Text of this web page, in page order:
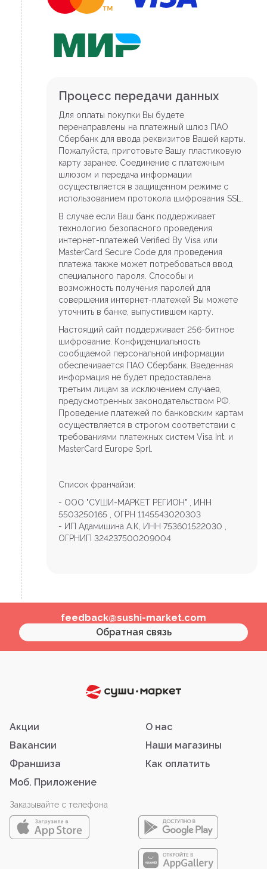
Процесс передачи данных
Для оплаты покупки Вы будете
перенаправлены на платежный шлюз ПАО
Сбербанк для ввода реквизитов Вашей карты.
Пожалуйста, приготовьте Вашу пластиковую
карту заранее. Соединение с платежным
шлюзом и передача информации
осуществляется в защищенном режиме с
использованием протокола шифрования SSL.
В случае если Ваш банк поддерживает
технологию безопасного проведения
интернет-платежей Verified By Visa или
MasterCard Secure Code для проведения
платежа также может потребоваться ввод
специального пароля. Способы и
возможность получения паролей для
совершения интернет-платежей Вы можете
уточнить в банке, выпустившем карту.
Настоящий сайт поддерживает 256-битное
шифрование. Конфиденциальность
сообщаемой персональной информации
обеспечивается ПАО Сбербанк. Введенная
информация не будет предоставлена
третьим лицам за исключением случаев,
предусмотренных законодательством РФ.
Проведение платежей по банковским картам
осуществляется в строгом соответствии с
требованиями платежных систем Visa Int. и
MasterCard Europe Sprl.
Список франчайзи:
- ООО "СУШИ-МАРКЕТ РЕГИОН" , ИНН
5503250165 , ОГРН 1145543020303
- ИП Адамишина А.К, ИНН 753601522030 ,
ОГРНИП 324237500209004
feedback@sushi-market.com
Обратная связь
Акции
О нас
Вакансии
Наши магазины
Франшиза
Как оплатить
Моб. Приложение
Заказывайте с телефона